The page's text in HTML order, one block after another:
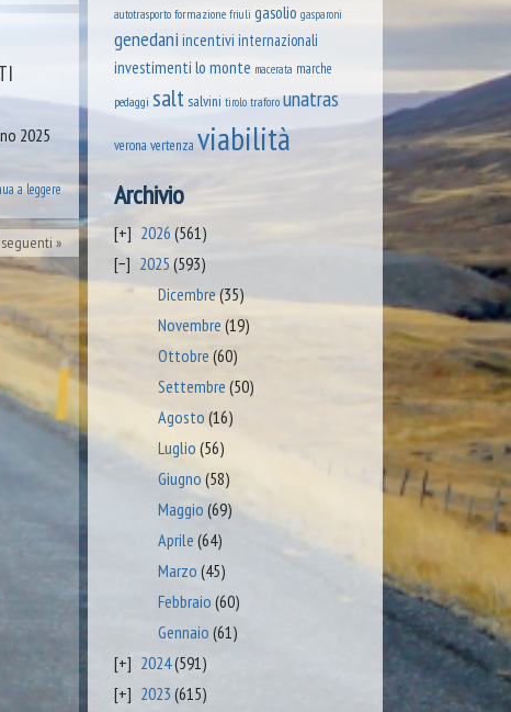
2025
a leggere
autotrasporto formazione friuli gasolio gasparoni
genedani incentivi internazionali
investimenti lo monte macerata marche
pedaggi saltsalvini tirolo traforo unatras
verona vertenza viabilità
Archivio
2026 (561)
2025 (593)
Dicembre(35)
Novembre (19)
Ottobre (60)
Settembre (50)
Agosto (16)
Luglio (56)
Giugno (58)
Maggio (69)
Aprile (64)
Marzo (45)
Febbraio (60)
Gennaio (61)
2024(591)
2023 (615)